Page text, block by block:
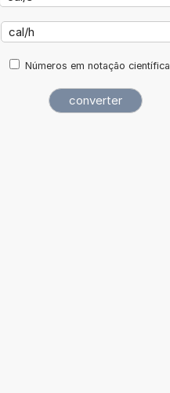
Números em notação científica